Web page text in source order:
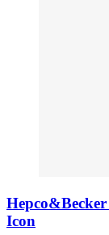
Icon